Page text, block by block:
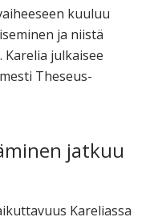
kuuluu
ja niistä
julkaisee
Theseus-
jatkuu
Kareliassa